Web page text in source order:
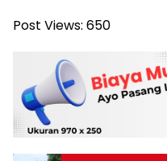
Post Views: 650